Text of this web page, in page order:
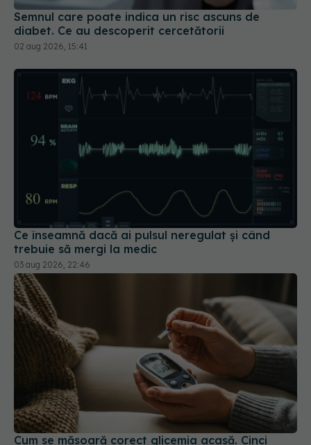
Ce înseamnă dacă ai pulsul neregulat și când
trebuie să mergi la medic
Cum se măsoară corect glicemia acasă. Cinci
greșeli care pot modifica rezultatul
03 aug 2026, 18:24